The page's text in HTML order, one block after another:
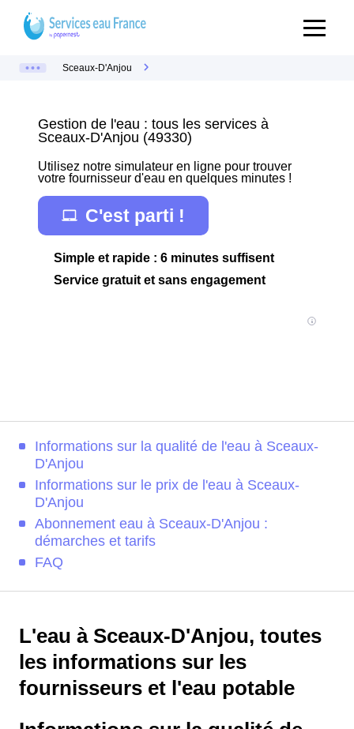
Sceaux-D'Anjou
Gestion de l'eau : tous les services à
Sceaux-D'Anjou (49330)
Utilisez notre simulateur en ligne pour trouver
votre fournisseur d'eau en quelques minutes !
C'est parti !
Simple et rapide : 6 minutes suffisent
Service gratuit et sans engagement
Informations sur la qualité de l'eau à Sceaux-
D'Anjou
Informations sur le prix de l'eau à Sceaux-
D'Anjou
Abonnement eau à Sceaux-D'Anjou :
démarches et tarifs
FAQ
L'eau à Sceaux-D'Anjou, toutes
les informations sur les
fournisseurs et l'eau potable